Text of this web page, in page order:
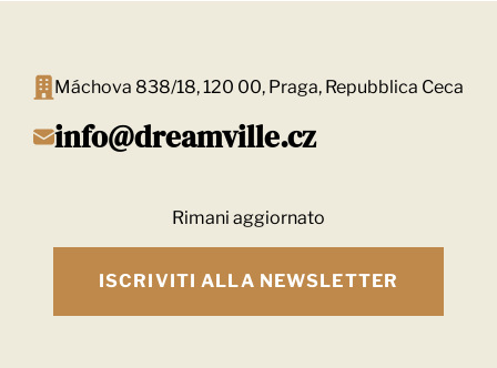
Máchova 838/18, 120 00, Praga, Repubblica Ceca
info@dreamville.cz
Rimani aggiornato
ISCRIVITI ALLA NEWSLETTER